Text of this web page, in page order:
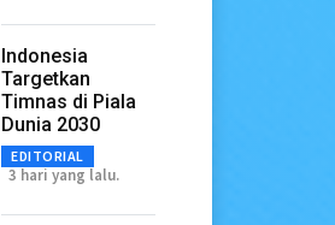
Indonesia
Targetkan
Timnas di Piala
Dunia 2030
EDITORIAL
3 hari yang lalu.